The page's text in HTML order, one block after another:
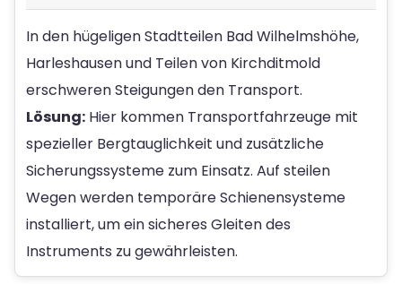
In den hügeligen Stadtteilen Bad Wilhelmshöhe,
Harleshausen und Teilen von Kirchditmold
erschweren Steigungen den Transport.
Lösung: Hier kommen Transportfahrzeuge mit
spezieller Bergtauglichkeit und zusätzliche
Sicherungssysteme zum Einsatz. Auf steilen
Wegen werden temporäre Schienensysteme
installiert, um ein sicheres Gleiten des
Instruments zu gewährleisten.